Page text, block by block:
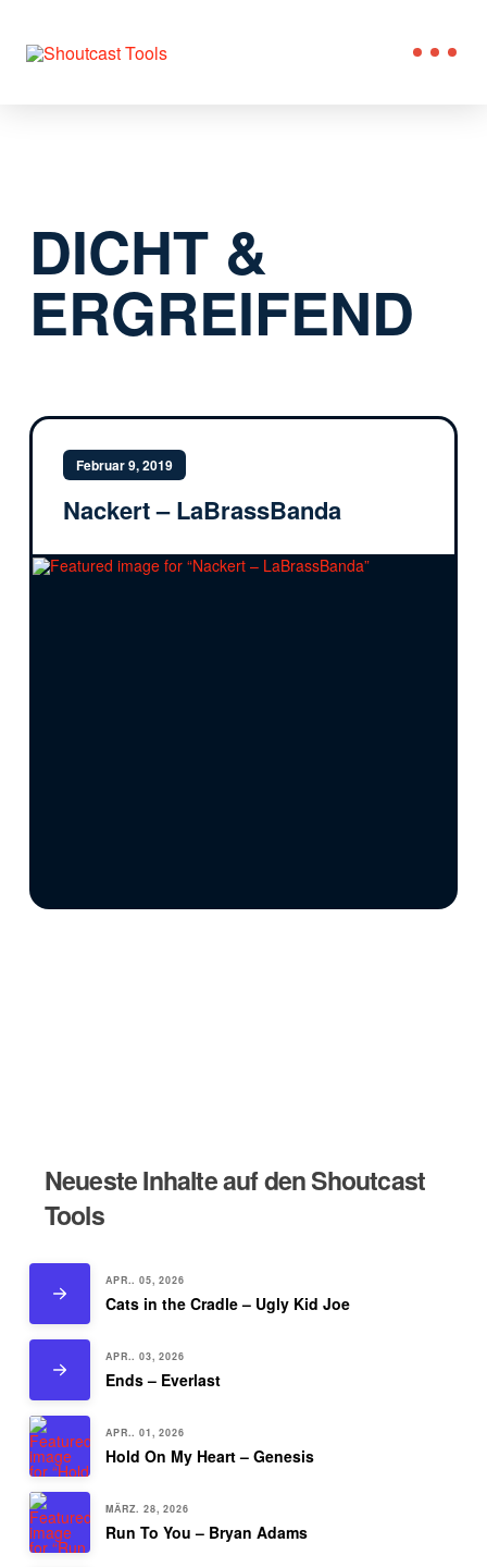
DICHT &
ERGREIFEND
Februar 9, 2019
Nackert – LaBrassBanda
Neueste Inhalte auf den Shoutcast
Tools
APR.. 05, 2026
Cats in the Cradle – Ugly Kid Joe
APR.. 03, 2026
Ends – Everlast
APR.. 01, 2026
Hold On My Heart – Genesis
MÄRZ. 28, 2026
Run To You – Bryan Adams